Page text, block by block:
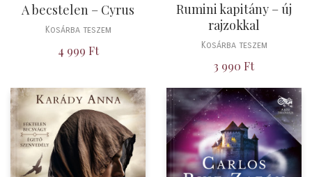
A becstelen – Cyrus
Kosárba teszem
4 999 Ft
Rumini kapitány – új
rajzokkal
Kosárba teszem
3 990 Ft